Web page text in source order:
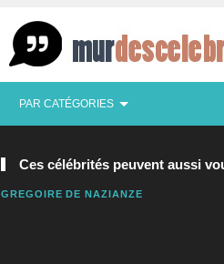
PAR CATÉGORIES
Ces célébrités peuvent aussi
GREGOIRE DE NAZIANZE